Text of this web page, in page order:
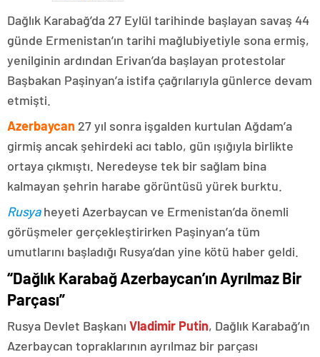
Dağlık Karabağ’da 27 Eylül tarihinde başlayan savaş 44
günde Ermenistan’ın tarihi mağlubiyetiyle sona ermiş,
yenilginin ardından Erivan’da başlayan protestolar
Başbakan Paşinyan’a istifa çağrılarıyla günlerce devam
etmişti.
Azerbaycan 27 yıl sonra işgalden kurtulan Ağdam’a
girmiş ancak şehirdeki acı tablo, gün ışığıyla birlikte
ortaya çıkmıştı. Neredeyse tek bir sağlam bina
kalmayan şehrin harabe görüntüsü yürek burktu.
Rusyaheyeti Azerbaycan ve Ermenistan’da önemli
görüşmeler gerçekleştirirken Paşinyan’a tüm
umutlarını başladığı Rusya’dan yine kötü haber geldi.
“Dağlık Karabağ Azerbaycan’ın Ayrılmaz Bir
Parçası”
Rusya Devlet Başkanı Vladimir Putin, Dağlık Karabağ’ın
Azerbaycan topraklarının ayrılmaz bir parçası